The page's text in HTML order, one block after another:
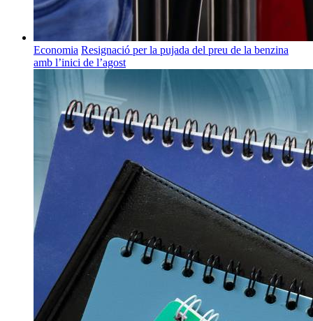
Economia Resignació per la pujada del preu de la benzina
amb l’inici de l’agost